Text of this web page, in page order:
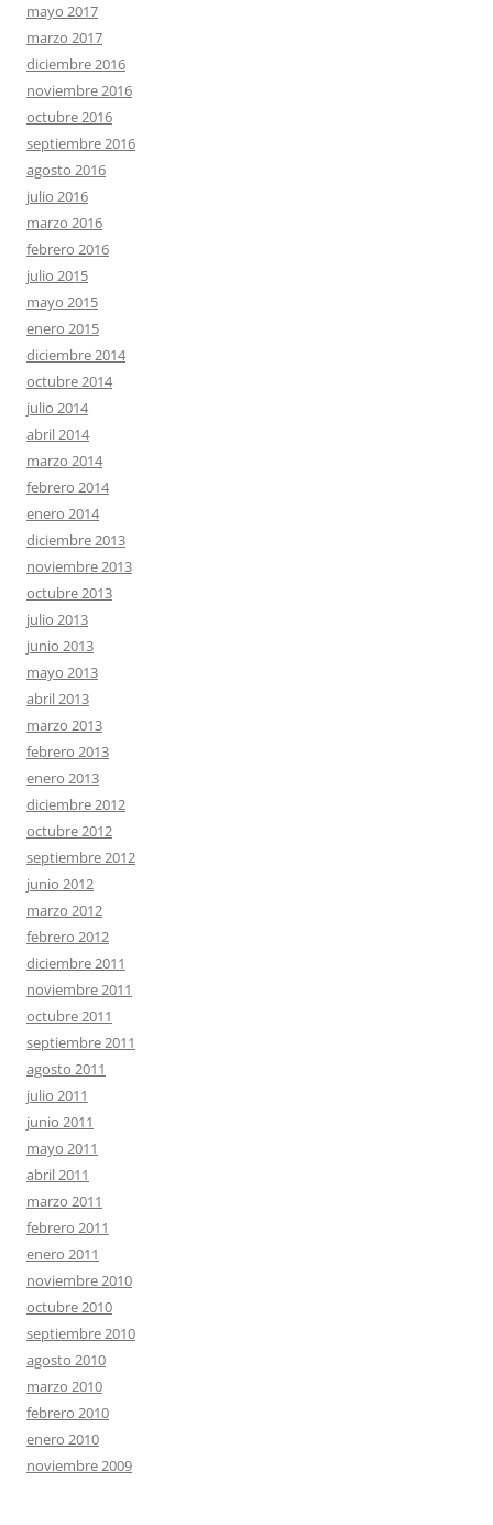
mayo 2017
marzo 2017
diciembre 2016
noviembre 2016
octubre 2016
septiembre 2016
agosto 2016
julio 2016
marzo 2016
febrero 2016
julio 2015
mayo 2015
enero 2015
diciembre 2014
octubre 2014
julio 2014
abril 2014
marzo 2014
febrero 2014
enero 2014
diciembre 2013
noviembre 2013
octubre 2013
julio 2013
junio 2013
mayo 2013
abril 2013
marzo 2013
febrero 2013
enero 2013
diciembre 2012
octubre 2012
septiembre 2012
junio 2012
marzo 2012
febrero 2012
diciembre 2011
noviembre 2011
octubre 2011
septiembre 2011
agosto 2011
julio 2011
junio 2011
mayo 2011
abril 2011
marzo 2011
febrero 2011
enero 2011
noviembre 2010
octubre 2010
septiembre 2010
agosto 2010
marzo 2010
febrero 2010
enero 2010
noviembre 2009